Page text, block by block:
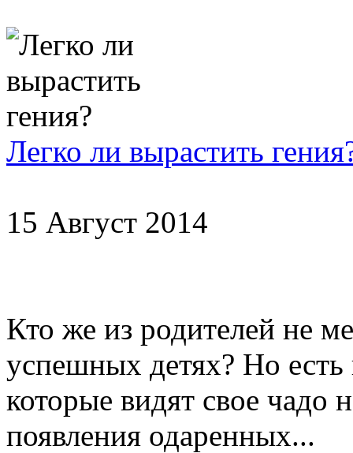
Легко ли вырастить
15 Август 2014
Кто же из родителей не
успешных детях? Но есть
которые видят свое чадо
появления одаренных...